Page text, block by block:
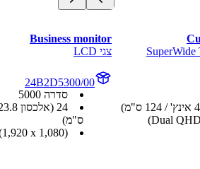
Full HD( 1,920‎
Monitor
צג נייד
01
סדרה 3000
16 ‏(אלכסון 15.6 אינץ' / 39.6 ס"מ)